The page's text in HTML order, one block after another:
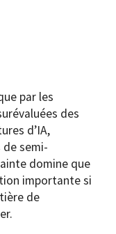
par les
des
d’IA,
semi-
domine que
importante si
de